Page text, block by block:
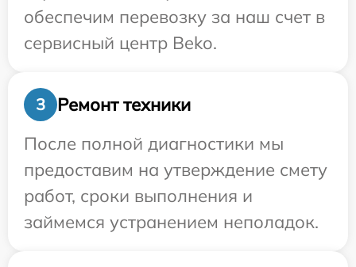
обеспечим перевозку за наш счет в
сервисный центр Beko.
3
Ремонт техники
После полной диагностики мы
предоставим на утверждение смету
работ, сроки выполнения и
займемся устранением неполадок.